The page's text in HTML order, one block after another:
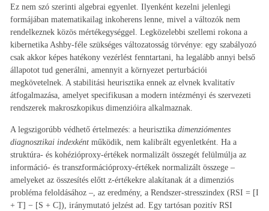
Ez nem szó szerinti algebrai egyenlet. Ilyenként kezelni jelenlegi
formájában matematikailag inkoherens lenne, mivel a változók nem
rendelkeznek közös mértékegységgel. Legközelebbi szellemi rokona a
kibernetika Ashby-féle szükséges változatosság törvénye: egy szabályozó
csak akkor képes hatékony vezérlést fenntartani, ha legalább annyi belső
állapotot tud generálni, amennyit a környezet perturbációi
megkövetelnek. A stabilitási heurisztika ennek az elvnek kvalitatív
átfogalmazása, amelyet specifikusan a modern intézményi és szervezeti
rendszerek makroszkopikus dimenzióira alkalmaznak.
A legszigorúbb védhető értelmezés: a heurisztika dimenziómentes
diagnosztikai indexkéntműködik, nem kalibrált egyenletként. Ha a
struktúra- és kohézióproxy-értékek normalizált összegét felülmúlja az
információ- és transzformációproxy-értékek normalizált összege –
amelyeket az összesítés előtt z-értékekre alakítanak át a dimenziós
probléma feloldásához –, az eredmény, a Rendszer-stresszindex (RSI = [I
+ T] − [S + C]), iránymutató jelzést ad. Egy tartósan pozitív RSI